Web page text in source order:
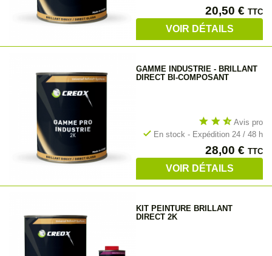
Prix
20,50 € TTC
VOIR DÉTAILS
GAMME INDUSTRIE - BRILLANT
DIRECT BI-COMPOSANT
star star star_half Avis pro
check En stock - Expédition 24 / 48 h
Prix
28,00 € TTC
VOIR DÉTAILS
KIT PEINTURE BRILLANT
DIRECT 2K